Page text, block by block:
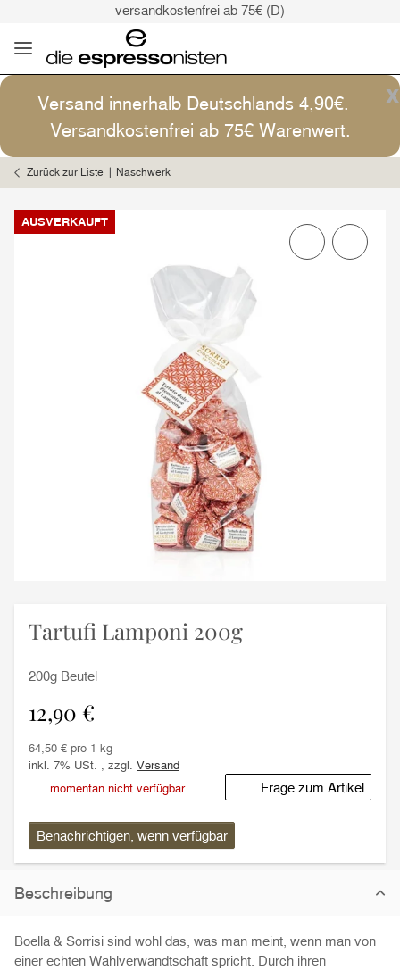
versandkostenfrei ab 75€ (D)
Versand: 4,90€ (D)
versandkostenfrei ab 75€ (D)
Kaffee ist Kunst
x
Versand innerhalb Deutschlands 4,90€.
Versandkostenfrei ab 75€ Warenwert.
Zurück zur Liste Naschwerk
AUSVERKAUFT
Tartufi Lamponi 200g
200g Beutel
12,90 €
64,50 € pro 1 kg
inkl. 7% USt. , zzgl. Versand
momentan nicht verfügbar
Frage zum Artikel
Benachrichtigen, wenn verfügbar
Beschreibung
Boella & Sorrisi sind wohl das, was man meint, wenn man von
einer echten Wahlverwandtschaft spricht. Durch ihren